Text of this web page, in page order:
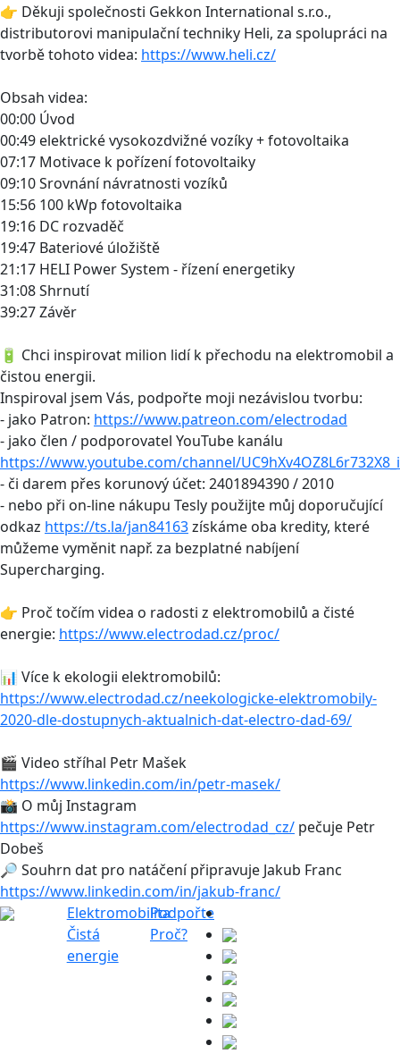
👉 Děkuji společnosti Gekkon International s.r.o.,
distributorovi manipulační techniky Heli, za spolupráci na
tvorbě tohoto videa: https://www.heli.cz/
Obsah videa:
00:00 Úvod
00:49 elektrické vysokozdvižné vozíky + fotovoltaika
07:17 Motivace k pořízení fotovoltaiky
09:10 Srovnání návratnosti vozíků
15:56 100 kWp fotovoltaika
19:16 DC rozvaděč
19:47 Bateriové úložiště
21:17 HELI Power System - řízení energetiky
31:08 Shrnutí
39:27 Závěr
🔋 Chci inspirovat milion lidí k přechodu na elektromobil a
čistou energii.
Inspiroval jsem Vás, podpořte moji nezávislou tvorbu:
- jako Patron: https://www.patreon.com/electrodad
- jako člen / podporovatel YouTube kanálu
https://www.youtube.com/channel/
- či darem přes korunový účet: 2401894390 / 2010
- nebo při on-line nákupu Tesly použijte můj doporučující
odkaz https://ts.la/jan84163získáme oba kredity, které
můžeme vyměnit např. za bezplatné nabíjení
Supercharging.
👉 Proč točím videa o radosti z elektromobilů a čisté
energie: https://www.electrodad.cz/proc/
📊 Více k ekologii elektromobilů:
https://www.electrodad.cz/neekologicke-elektromobily-
2020-dle-dostupnych-aktualnich-dat-electro-dad-69/
🎬 Video stříhal Petr Mašek
https://www.linkedin.com/in/petr-masek/
📸 O můj Instagram
https://www.instagram.com/electrodad_cz/ pečuje Petr
Dobeš
🔎 Souhrn dat pro natáčení připravuje Jakub Franc
https://www.linkedin.com/in/jakub-franc/
Elektromobilita
Čistá
energie
Podpořte
Proč?